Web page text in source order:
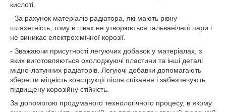
кислоті.
- За рахунок матеріалів радіатора, які мають рівну
шляхетність, тому в швах не утворюється гальванічної пари і
не виникає електрохімічної корозії.
- Зважаючи присутності легуючих добавок у матеріалах, з
яких виготовляються охолоджуючі пластини та інші деталі
мідно-латунних радіаторів. Легуючі добавки допомагають
зберегти міцність конструкції після спікання і забезпечують
підвищену корозійну стійкість.
За допомогою продуманого технологічного процесу, в якому